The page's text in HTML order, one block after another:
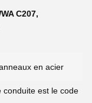
C207,
en acier
conduite est le code